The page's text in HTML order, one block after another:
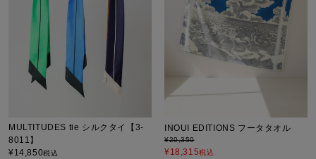
MULTITUDES tie シルクタイ【3-
8011】
¥14,850税込
INOUI EDITIONS フータタオル
¥20,350
¥18,315税込